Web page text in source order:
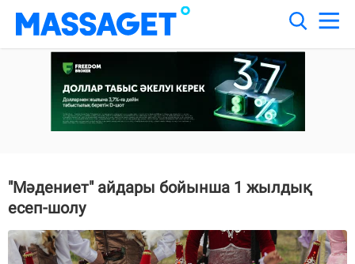
"Мәдениет" айдары бойынша 1 жылдық
есеп-шолу